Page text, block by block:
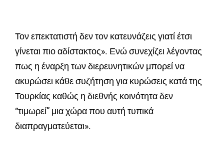
Τον επεκτατιστή δεν τον κατευνάζεις γιατί έτσι
γίνεται πιο αδίστακτος». Ενώ συνεχίζει λέγοντας
πως η έναρξη των διερευνητικών μπορεί να
ακυρώσει κάθε συζήτηση για κυρώσεις κατά της
Τουρκίας καθώς η διεθνής κοινότητα δεν
“τιμωρεί” μια χώρα που αυτή τυπικά
διαπραγματεύεται».